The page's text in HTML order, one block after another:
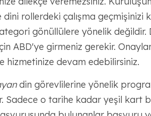
rollerdeki çalışma geçmişinizi
gönüllülere yönelik
ABD'ye girmeniz gerekir.
hizmetinize devam edebilirsiniz.
din görevlilerine yönelik
Sadece o tarihe kadar yeşil kart